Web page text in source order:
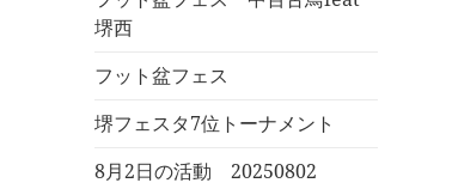
堺西
フット盆フェス
堺フェスタ7位トーナメント
8月2日の活動 20250802